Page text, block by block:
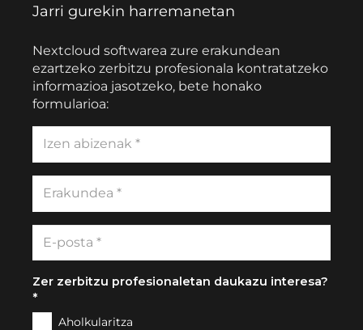
Jarri gurekin harremanetan
Nextcloud softwarea zure erakundean
ezartzeko zerbitzu profesionala kontratatzeko
informazioa jasotzeko, bete honako
formularioa:
Zer zerbitzu profesionaletan daukazu interesa?
*
Aholkularitza